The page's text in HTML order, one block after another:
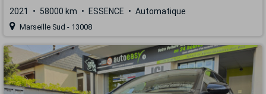
2021 58000 km ESSENCE Automatique
Marseille Sud - 13008